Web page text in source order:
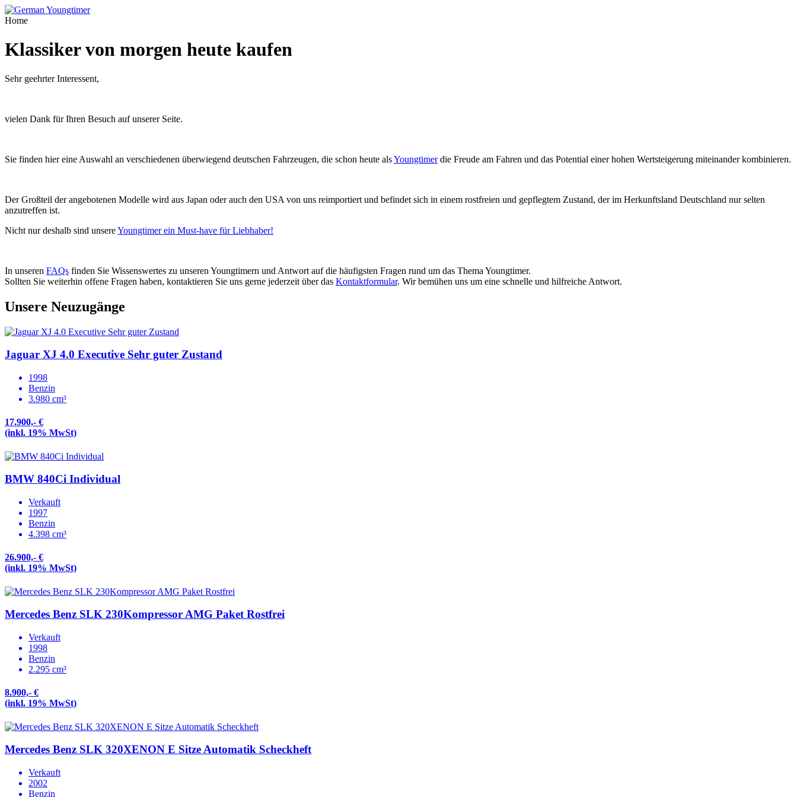
Home
Klassiker von morgen heute kaufen
Sehr geehrter Interessent,
vielen Dank für Ihren Besuch auf unserer Seite.
Sie finden hier eine Auswahl an verschiedenen überwiegend deutschen Fahrzeugen, die schon heute alsYoungtimerdie Freude am Fahren und das Potential einer hohen Wertsteigerung miteinander kombinieren.
Der Großteil der angebotenen Modelle wird aus Japan oder auch den USA von uns reimportiert und befindet sich in einem rostfreien und gepflegtem Zustand, der im Herkunftsland Deutschland nur selten
anzutreffen ist.
Nicht nur deshalb sind unsereYoungtimer ein Must-have für Liebhaber!
In unseren FAQs finden Sie Wissenswertes zu unseren Youngtimern und Antwort auf die häufigsten Fragen rund um das Thema Youngtimer.
Sollten Sie weiterhin offene Fragen haben, kontaktieren Sie uns gerne jederzeit über das Kontaktformular. Wir bemühen uns um eine schnelle und hilfreiche Antwort.
Unsere Neuzugänge
Jaguar XJ 4.0 Executive Sehr guter Zustand
1998
Benzin
3.980 cm³
17.900,- €
(inkl. 19% MwSt)
BMW 840Ci Individual
Verkauft
1997
Benzin
4.398 cm³
26.900,- €
(inkl. 19% MwSt)
Mercedes Benz SLK 230Kompressor AMG Paket Rostfrei
Verkauft
1998
Benzin
2.295 cm³
8.900,- €
(inkl. 19% MwSt)
Mercedes Benz SLK 320XENON E Sitze Automatik Scheckheft
Verkauft
2002
Benzin